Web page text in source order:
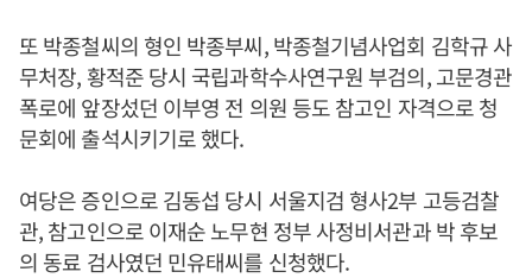
또 박종철씨의 형인 박종부씨, 박종철기념사업회 김학규 사
무처장, 황적준 당시 국립과학수사연구원 부검의, 고문경관
폭로에 앞장섰던 이부영 전 의원 등도 참고인 자격으로 청
문회에 출석시키기로 했다.
여당은 증인으로 김동섭 당시 서울지검 형사2부 고등검찰
관, 참고인으로 이재순 노무현 정부 사정비서관과 박 후보
의 동료 검사였던 민유태씨를 신청했다.